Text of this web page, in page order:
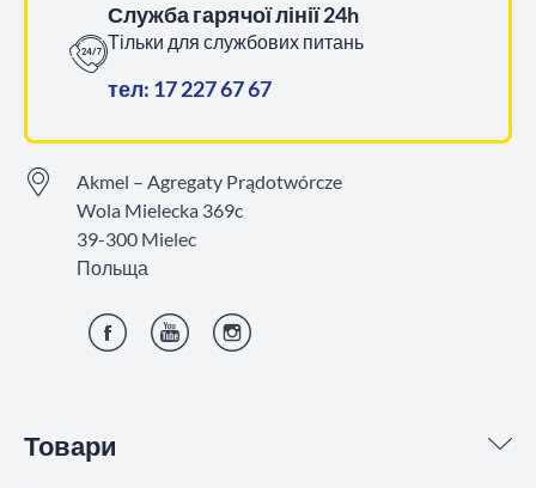
Товари
Служба гарячої лінії 24h
Тільки для службових питань
тел: 17 227 67 67
Akmel – Agregaty Prądotwórcze
Wola Mielecka 369c
39-300 Mielec
Польща